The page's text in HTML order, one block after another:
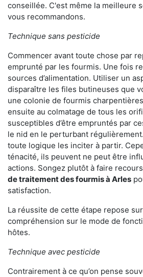
conseillée. C'est même la meilleure
vous recommandons.
Technique sans pesticide
Commencer avant toute chose par
emprunté par les fourmis. Une fois
sources d’alimentation. Utiliser un
disparaître les files butineuses que
une colonie de fourmis
ensuite au colmatage de tous les
susceptibles d’être empruntés par
le nid en le perturbant
toute logique les inciter à partir.
ténacité, ils peuvent ne peut être
actions. Songez plutôt à faire
de traitement des fourmis à Arles
satisfaction.
La réussite de cette étape repose
compréhension sur le mode de
hôtes.
Technique avec pesticide
Contrairement à ce qu’on pense